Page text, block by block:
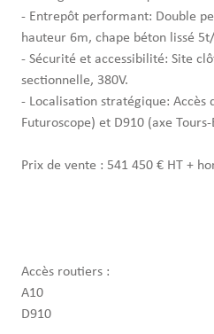
- Entrepôt performant: Double
hauteur 6m, chape béton lissé
- Sécurité et accessibilité: Site
sectionnelle, 380V.
- Localisation stratégique: Accès
Futuroscope) et D910 (axe
Prix de vente : 541 450 € HT +
Accès routiers :
A10
D910